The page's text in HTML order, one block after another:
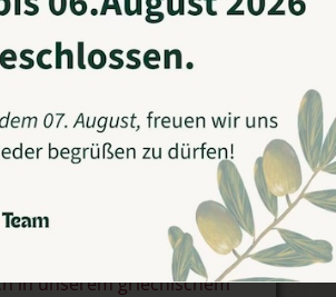
uns sehr, Sie auf
Internetseite
zu dürfen.
Sie sich von unserer
Gastlichkeit und Service,
in unserem griechischem